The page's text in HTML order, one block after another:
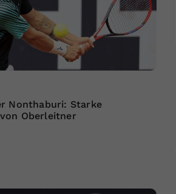
Nonthaburi: Starke
Oberleitner